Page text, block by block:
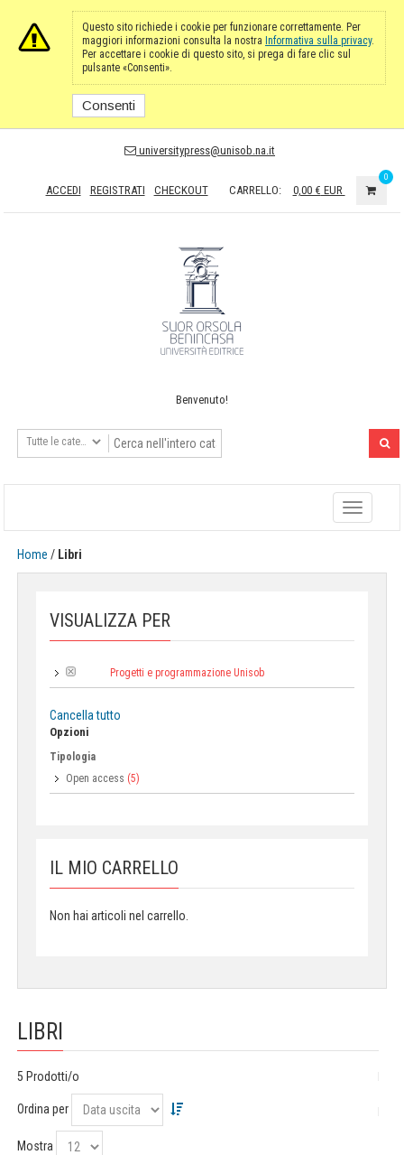
Questo sito richiede i cookie per funzionare correttamente. Per
maggiori informazioni consulta la nostra Informativa sulla privacy.
Per accettare i cookie di questo sito, si prega di fare clic sul
pulsante «Consenti».
Consenti
universitypress@unisob.na.it
ACCEDI REGISTRATI CHECKOUT CARRELLO: 0,00 € EUR
0
Benvenuto!
Toggle
navigation
Home / Libri
VISUALIZZA PER
Progetti e programmazione Unisob
Cancella tutto
Opzioni
Tipologia
Open access (5)
IL MIO CARRELLO
Non hai articoli nel carrello.
LIBRI
5 Prodotti/o
Ordina per
Mostra